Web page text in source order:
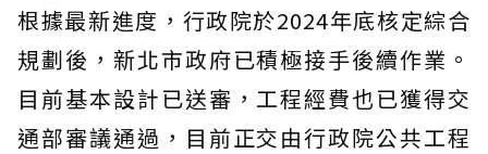
根據最新進度，行政院於2024年底核定綜合
規劃後，新北市政府已積極接手後續作業。
目前基本設計已送審，工程經費也已獲得交
通部審議通過，目前正交由行政院公共工程